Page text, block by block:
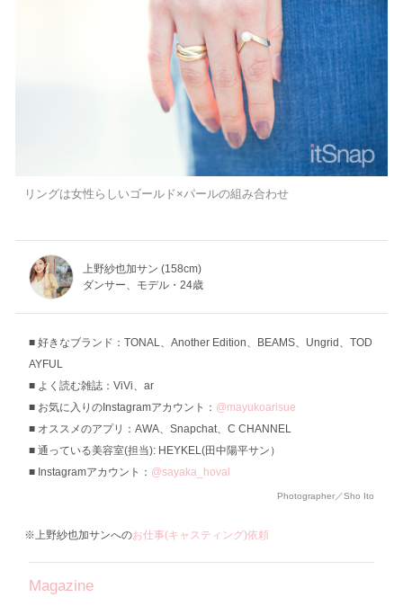
リングは女性らしいゴールド×パールの組み合わせ
上野紗也加サン (158cm)
ダンサー、モデル・24歳
好きなブランド：TONAL、Another Edition、BEAMS、Ungrid、TOD
AYFUL
よく読む雑誌：ViVi、ar
お気に入りのInstagramアカウント： @mayukoarisue
オススメのアプリ：AWA、Snapchat、C CHANNEL
通っている美容室(担当): HEYKEL(田中陽平サン）
Instagramアカウント： @sayaka_hoval
Photographer／Sho Ito
※上野紗也加サンへのお仕事(キャスティング)依頼
Magazine